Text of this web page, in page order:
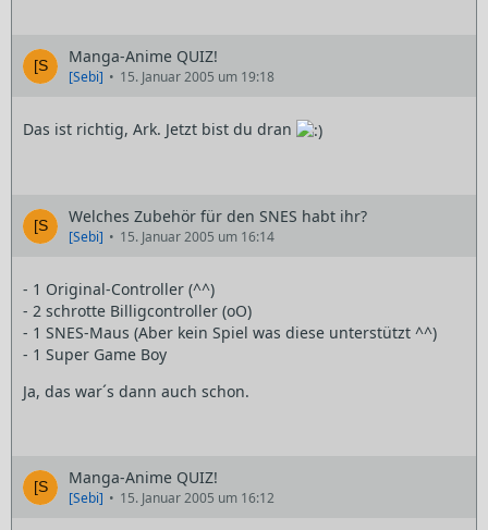
Manga-Anime QUIZ!
[Sebi] 15. Januar 2005 um 19:18
Das ist richtig, Ark. Jetzt bist du dran
Welches Zubehör für den SNES habt ihr?
[Sebi] 15. Januar 2005 um 16:14
- 1 Original-Controller (^^)
- 2 schrotte Billigcontroller (oO)
- 1 SNES-Maus (Aber kein Spiel was diese unterstützt ^^)
- 1 Super Game Boy
Ja, das war´s dann auch schon.
Manga-Anime QUIZ!
[Sebi] 15. Januar 2005 um 16:12